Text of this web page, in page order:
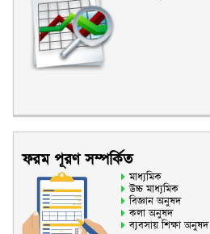
ফরম পূরণ সম্পর্কিত
মাধ্যমিক
উচ্চ মাধ্যমিক
বিজ্ঞান অনুষদ
কলা অনুষদ
ব্যবসায় শিক্ষা অনুষদ